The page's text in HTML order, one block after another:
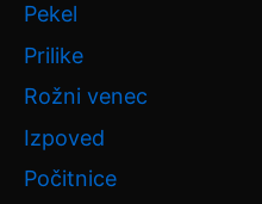
Pekel
Prilike
Rožni venec
Izpoved
Počitnice